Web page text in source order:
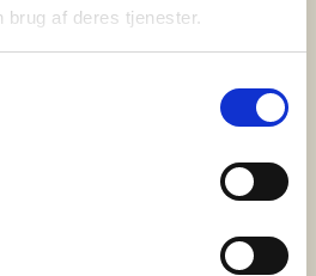
brug af deres tjenester.
Pårørendeinddragelse
evaluering af
handlekraft og følelse af
med et nærtstående
Hvad er PårørendeKurset?